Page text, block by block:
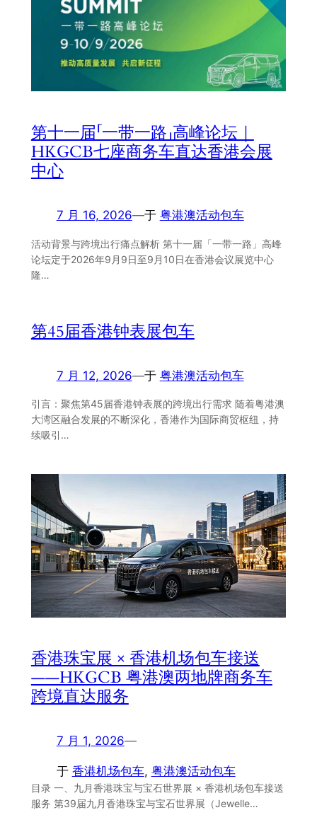
第十一届「一带一路」高峰论坛｜
HKGCB七座商务车直达香港会展
中心
7 月 16, 2026—于 粤港澳活动包车
活动背景与跨境出行痛点解析 第十一届「一带一路」高峰
论坛定于2026年9月9日至9月10日在香港会议展览中心
隆…
第45届香港钟表展包车
7 月 12, 2026—于 粤港澳活动包车
引言：聚焦第45届香港钟表展的跨境出行需求 随着粤港澳
大湾区融合发展的不断深化，香港作为国际商贸枢纽，持
续吸引…
香港珠宝展 × 香港机场包车接送
——HKGCB 粤港澳两地牌商务车
跨境直达服务
7 月 1, 2026—
于 香港机场包车, 粤港澳活动包车
目录 一、九月香港珠宝与宝石世界展 × 香港机场包车接送
服务 第39届九月香港珠宝与宝石世界展（Jewelle…